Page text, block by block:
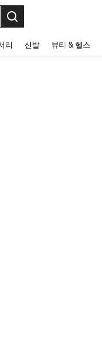
리 신발 뷰티 & 헬스